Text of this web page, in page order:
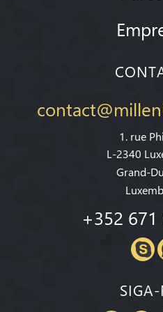
1. rue
L-2340
Grand-
+352 671